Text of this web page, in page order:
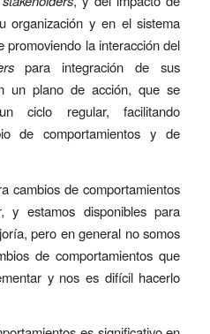
organización y en el sistema
promoviendo la interacción del
para integración de sus
un plano de acción, que se
ciclo regular, facilitando
de comportamientos y de
cambios de comportamientos
y estamos disponibles para
pero en general no somos
de comportamientos que
y nos es difícil hacerlo